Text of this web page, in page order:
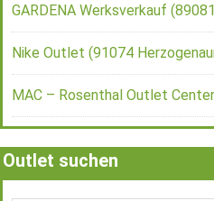
GARDENA Werksverkauf
Nike Outlet (91074
MAC – Rosenthal Outlet
Outlet suchen